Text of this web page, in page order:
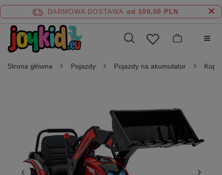
DARMOWA DOSTAWA od 100,00 PLN
Strona główna Pojazdy Pojazdy na akumulator